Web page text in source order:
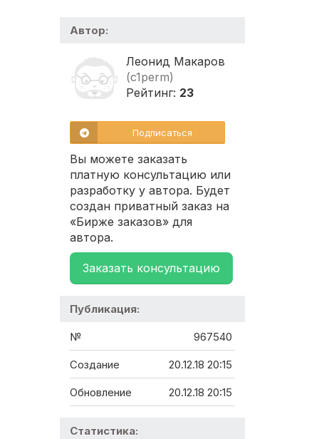
Автор:
Леонид Макаров
(c1perm)
Рейтинг: 23
Подписаться
Вы можете заказать
платную консультацию или
разработку у автора. Будет
создан приватный заказ на
«Бирже заказов» для
автора.
Заказать консультацию
Публикация:
№ 967540
Создание 20.12.18 20:15
Обновление 20.12.18 20:15
Статистика: